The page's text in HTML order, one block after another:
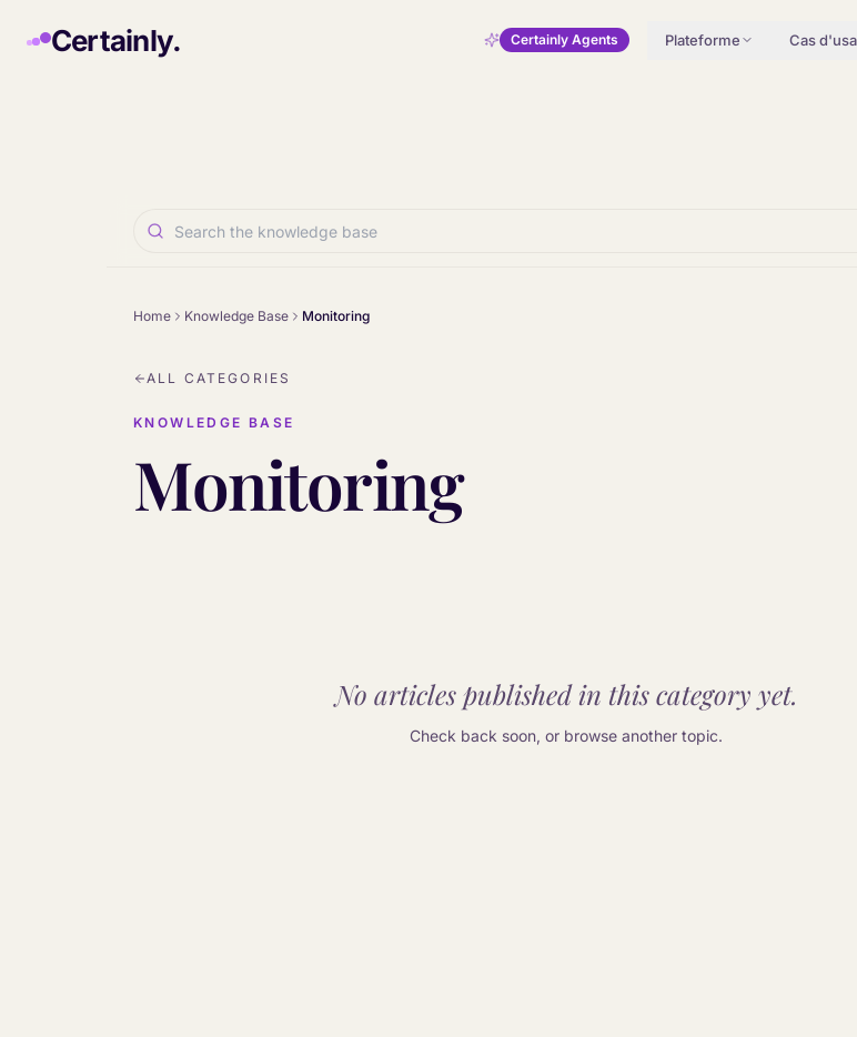
Certainly. Certainly Agents Plateforme Cas
Home Knowledge Base Monitoring
ALL CATEGORIES
KNOWLEDGE BASE
Monitoring
No articles published in this category yet.
Check back soon, or browse another topic.